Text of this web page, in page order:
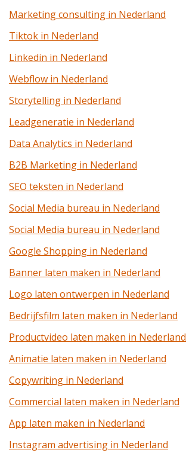
Marketing consulting in Nederland
Tiktok in Nederland
Linkedin in Nederland
Webflow in Nederland
Storytelling in Nederland
Leadgeneratie in Nederland
Data Analytics in Nederland
B2B Marketing in Nederland
SEO teksten in Nederland
Social Media bureau in Nederland
Social Media bureau in Nederland
Google Shopping in Nederland
Banner laten maken in Nederland
Logo laten ontwerpen in Nederland
Bedrijfsfilm laten maken in Nederland
Productvideo laten maken in Nederland
Animatie laten maken in Nederland
Copywriting in Nederland
Commercial laten maken in Nederland
App laten maken in Nederland
Instagram advertising in Nederland